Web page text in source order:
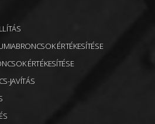
ÉRTÉKESÍTÉSE
ÉRTÉKESÍTÉSE
JAVÍTÁS